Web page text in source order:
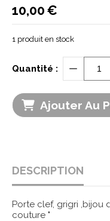
10,00€
1 produit en stock
Quantité :
Ajouter Au
DESCRIPTION
Porte clef, grigri ,bijou
couture "